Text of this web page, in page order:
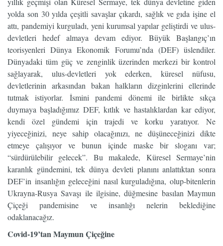
yolda son 30 yılda çeşitli savaşlar çıkardı, sağlık ve gıda işine el
attı, pandemiyi kurguladı, yeni kurumsal yapılar geliştirdi ve ulus-
devletleri hedef almaya devam ediyor. Büyük Başlangıç’ın
teorisyenleri Dünya Ekonomik Forumu’nda (DEF) üslendiler.
Dünyadaki tüm güç ve zenginlik üzerinden merkezi bir kontrol
sağlayarak, ulus-devletleri yok ederken, küresel nüfusu,
devletlerinin arkasından bakan halkların dizginlerini ellerinde
tutmak istiyorlar. İsmini pandemi dönemi ile birlikte sıkça
duymaya başladığımız DEF, kıtlık ve hastalıklardan kar ediyor,
kendi özel gündemi için trajedi ve korku yaratıyor. Ne
yiyeceğinizi, neye sahip olacağınızı, ne düşüneceğinizi dikte
etmeye çalışıyor ve bunun içinde maske bir sloganı var;
“sürdürülebilir gelecek”. Bu makalede, Küresel Sermaye’nin
karanlık gündemini, tek dünya devleti planını anlattıktan sonra
DEF’in insanlığın geleceğini nasıl kurguladığına, olup-bitenlerin
Ukrayna-Rusya Savaşı ile ilgisine, düğmesine basılan Maymun
Çiçeği pandemisine ve insanlığı nelerin beklediğine
odaklanacağız.
Covid-19’tan Maymun Çiçeğine